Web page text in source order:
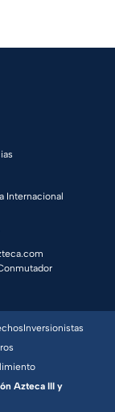
Internacional
Inversionistas
Azteca III y